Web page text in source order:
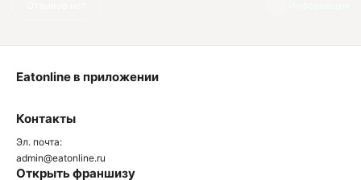
Контакты
Эл. почта:
admin@eatonline.ru
Открыть франшизу
Eatonline в приложении